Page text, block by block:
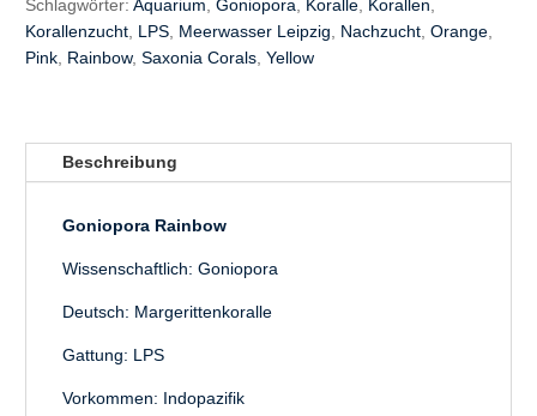
Schlagwörter: Aquarium Goniopora Koralle Korallen
Korallenzucht LPS Meerwasser Leipzig Nachzucht Orange
Pink Rainbow, Saxonia Corals Yellow
Beschreibung
Goniopora Rainbow
Wissenschaftlich: Goniopora
Deutsch: Margerittenkoralle
Gattung: LPS
Vorkommen: Indopazifik